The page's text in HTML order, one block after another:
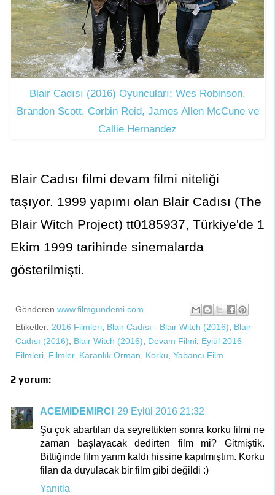
Blair Cadısı (2016) Oyuncuları; Wes Robinson,
Brandon Scott, Corbin Reid, James Allen McCune ve
Callie Hernandez
Blair Cadısı filmi devam filmi niteliği
taşıyor. 1999 yapımı olan Blair Cadısı (The
Blair Witch Project) tt0185937, Türkiye'de 1
Ekim 1999 tarihinde sinemalarda
gösterilmişti.
Gönderen www.filmgundemi.com
Etiketler: 2016 Filmleri Blair Cadısı - Blair Witch (2016)
Blair
Cadısı (2016)
Blair Witch (2016) Devam Filmi Eylül 2016
Filmleri Filmler, Karanlık Orman Korku Yabancı Film
2 yorum:
ACEMIDEMIRCI
29 Eylül 2016 21:32
Şu çok abartılan da seyrettikten sonra korku filmi ne
zaman başlayacak dedirten film mi? Gitmiştik.
Bittiğinde film yarım kaldı hissine kapılmıştım. Korku
filan da duyulacak bir film gibi değildi :)
Yanıtla